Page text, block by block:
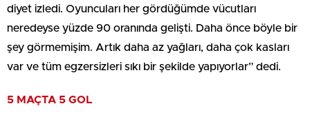
diyet izledi. Oyuncuları her gördüğümde vücutları
neredeyse yüzde 90 oranında gelişti. Daha önce böyle bir
şey görmemişim. Artık daha az yağları, daha çok kasları
var ve tüm egzersizleri sıkı bir şekilde yapıyorlar” dedi.
5 MAÇTA 5 GOL